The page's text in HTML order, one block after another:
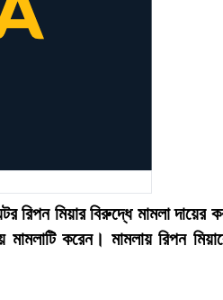
মিয়ার বিরুদ্ধে মামলা দায়ের
করেন। মামলায় রিপন